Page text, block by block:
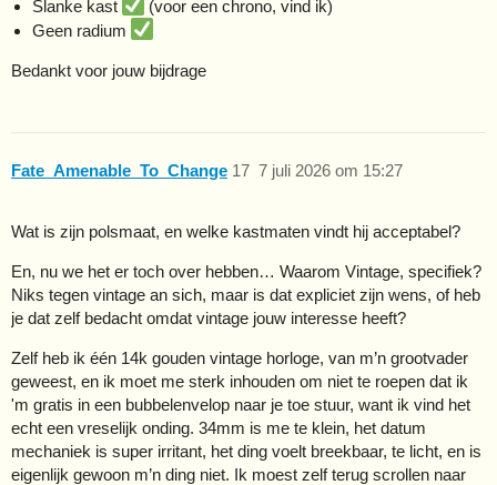
Slanke kast
(voor een chrono, vind ik)
Geen radium
Bedankt voor jouw bijdrage
Fate_Amenable_To_Change 7 juli 2026 om 15:27
17
Wat is zijn polsmaat, en welke kastmaten vindt hij acceptabel?
En, nu we het er toch over hebben… Waarom Vintage, specifiek?
Niks tegen vintage an sich, maar is dat expliciet zijn wens, of heb
je dat zelf bedacht omdat vintage jouw interesse heeft?
Zelf heb ik één 14k gouden vintage horloge, van m’n grootvader
geweest, en ik moet me sterk inhouden om niet te roepen dat ik
'm gratis in een bubbelenvelop naar je toe stuur, want ik vind het
echt een vreselijk onding. 34mm is me te klein, het datum
mechaniek is super irritant, het ding voelt breekbaar, te licht, en is
eigenlijk gewoon m’n ding niet. Ik moest zelf terug scrollen naar